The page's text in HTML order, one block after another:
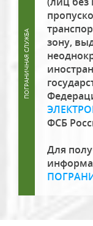
зону,
ФСБ
Для